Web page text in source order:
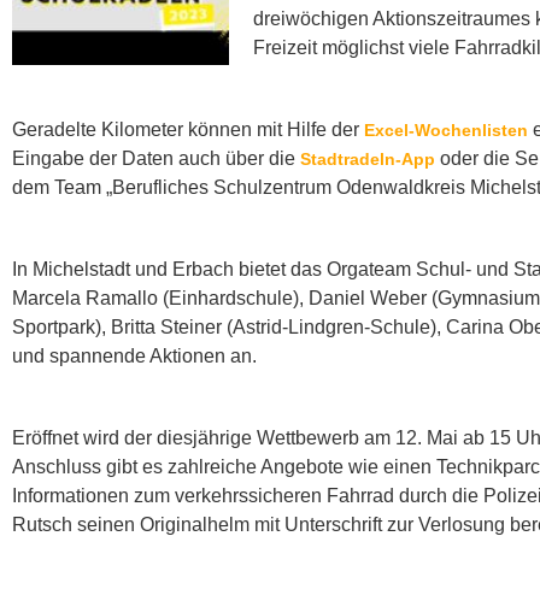
dreiwöchigen Aktionszeitraumes
Freizeit möglichst viele
Geradelte Kilometer können mit Hilfe der Excel-Wochenlisten
Eingabe der Daten auch über die Stadtradeln-App oder die
dem Team „Berufliches Schulzentrum Odenwaldkreis
In Michelstadt und Erbach bietet das Orgateam Schul- und
Marcela Ramallo (Einhardschule), Daniel Weber
Sportpark), Britta Steiner (Astrid-Lindgren-Schule), Carina
und spannende Aktionen an.
Eröffnet wird der diesjährige Wettbewerb am 12. Mai ab 15
Anschluss gibt es zahlreiche Angebote wie einen
Informationen zum verkehrssicheren Fahrrad durch die
Rutsch seinen Originalhelm mit Unterschrift zur Verlosung